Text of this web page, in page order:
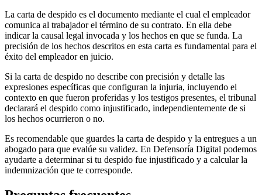
La carta de despido es el documento mediante el cual el empleador
comunica al trabajador el término de su contrato. En ella debe
indicar la causal legal invocada y los hechos en que se funda. La
precisión de los hechos descritos en esta carta es fundamental para el
éxito del empleador en juicio.
Si la carta de despido no describe con precisión y detalle las
expresiones específicas que configuran la injuria, incluyendo el
contexto en que fueron proferidas y los testigos presentes, el tribunal
declarará el despido como injustificado, independientemente de si
los hechos ocurrieron o no.
Es recomendable que guardes la carta de despido y la entregues a un
abogado para que evalúe su validez. En Defensoría Digital podemos
ayudarte a determinar si tu despido fue injustificado y a calcular la
indemnización que te corresponde.